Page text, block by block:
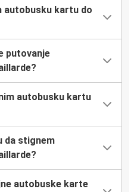
autobusku kartu do
putovanje
autobusku kartu
da stignem
autobuske karte